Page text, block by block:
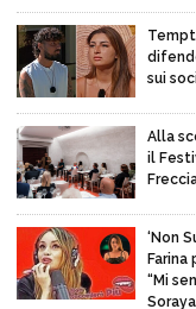
sui
Alla
il
‘Non
Farina
“Mi